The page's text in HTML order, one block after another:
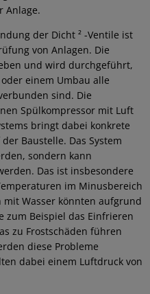
Anlage.
der Dicht ² -Ventile ist
von Anlagen. Die
und wird durchgeführt,
einem Umbau alle
sind. Die
Spülkompressor mit Luft
bringt dabei konkrete
Baustelle. Das System
sondern kann
Das ist insbesondere
im Minusbereich
Wasser könnten aufgrund
zum Beispiel das Einfrieren
zu Frostschäden führen
diese Probleme
dabei einem Luftdruck von